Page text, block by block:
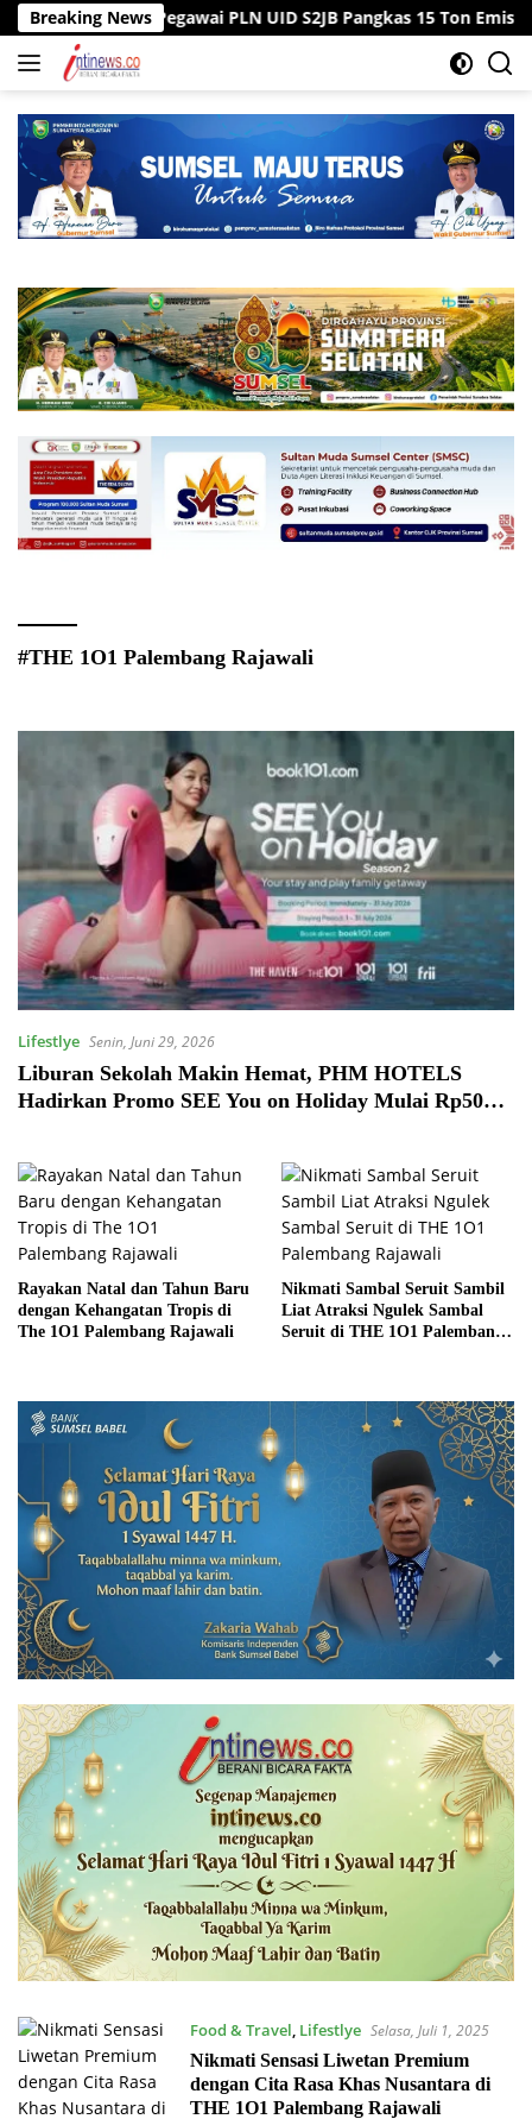
Langsung
ke
konten
Breaking News
Pegawai PLN UID S2JB Pangkas 15 Ton Emisi Karbon
#THE 1O1 Palembang Rajawali
Lifestlye Senin, Juni 29, 2026
Liburan Sekolah Makin Hemat, PHM HOTELS
Hadirkan Promo SEE You on Holiday Mulai Rp500
Rayakan Natal dan Tahun Baru
dengan Kehangatan Tropis di
The 1O1 Palembang Rajawali
Nikmati Sambal Seruit Sambil
Liat Atraksi Ngulek Sambal
Seruit di THE 1O1 Palembang
Food & Travel, Lifestlye Selasa, Juli 1, 2025
Nikmati Sensasi Liwetan Premium
dengan Cita Rasa Khas Nusantara di
THE 1O1 Palembang Rajawali